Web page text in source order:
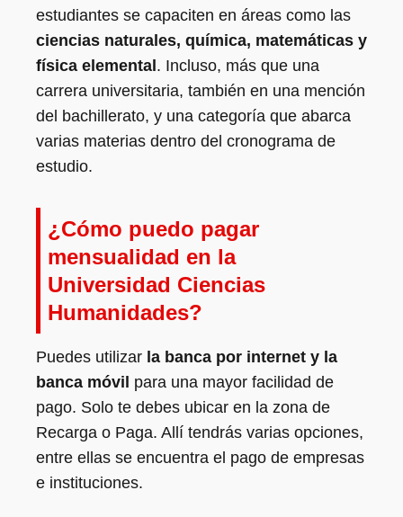
estudiantes se capaciten en áreas como las
ciencias naturales, química, matemáticas y
física elemental . Incluso, más que una
carrera universitaria, también en una mención
del bachillerato, y una categoría que abarca
varias materias dentro del cronograma de
estudio.
¿Cómo puedo pagar
mensualidad en la
Universidad Ciencias
Humanidades?
Puedes utilizar la banca por internet y la
banca móvil para una mayor facilidad de
pago. Solo te debes ubicar en la zona de
Recarga o Paga. Allí tendrás varias opciones,
entre ellas se encuentra el pago de empresas
e instituciones.